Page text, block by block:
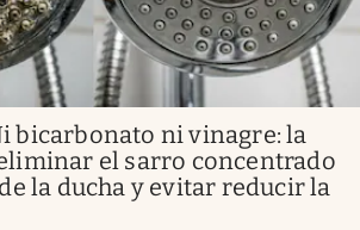
bicarbonato ni vinagre: la
el sarro concentrado
la ducha y evitar reducir la